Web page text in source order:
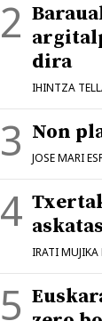
dira
IHINTZA
Non
JOSE MARI
IRATI MUJIKA